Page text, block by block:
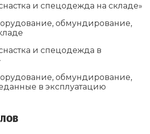
и спецодежда на складе»
обмундирование,
и спецодежда в
обмундирование,
в эксплуатацию